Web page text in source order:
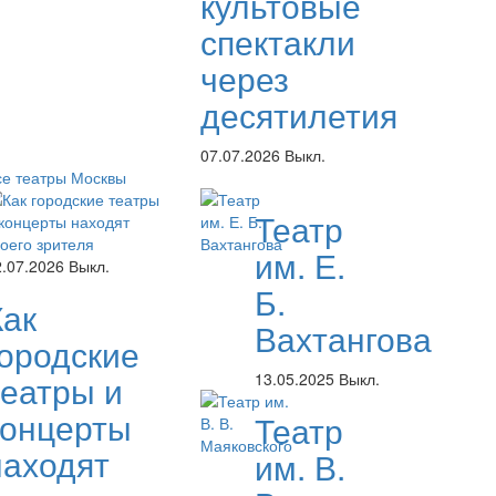
спектакли
через
десятилетия
07.07.2026 Выкл.
театры Москвы
Выкл.
и
Театр
им. Е.
Б.
Вахтангова
13.05.2025 Выкл.
Театр
им. В.